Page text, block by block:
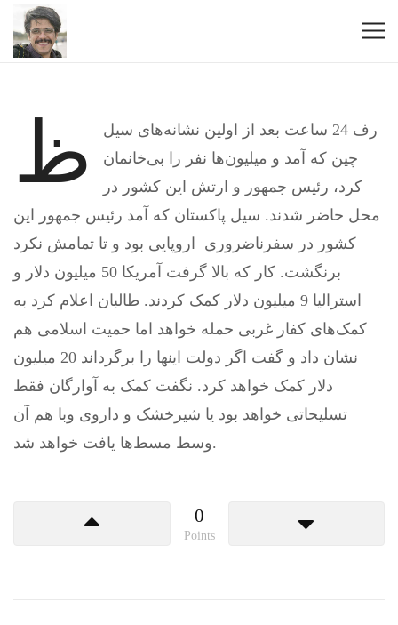
ظ
رف 24 ساعت بعد از اولین نشانه‌های سیل
چین که آمد و میلیون‌ها نفر را بی‌خانمان
کرد، رئیس جمهور و ارتش این کشور در
محل حاضر شدند. سیل پاکستان که آمد رئیس جمهور این
کشور در سفرناضروری اروپایی بود و تا تمامش نکرد
برنگشت. کار که بالا گرفت آمریکا 50 میلیون دلار و
استرالیا 9 میلیون دلار کمک کردند. طالبان اعلام کرد به
کمک‌های کفار غربی حمله خواهد اما حمیت اسلامی هم
نشان داد و گفت اگر دولت اینها را برگرداند 20 میلیون
دلار کمک خواهد کرد. نگفت کمک به آوارگان فقط
تسلیحاتی خواهد بود یا شیرخشک و داروی وبا هم آن
وسط‌ مسط‌ها یافت خواهد شد.
0
Points